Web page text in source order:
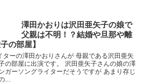
澤田かおりは沢田亜矢子の娘で
父親は不明！？結婚や旦那や離
の部屋】
ターの澤田かおりさんが 母親である沢田亜矢
の部屋に出演です。 沢田亜矢子さんの娘の澤
ガーソングライターだそうですが あまり存じ
...